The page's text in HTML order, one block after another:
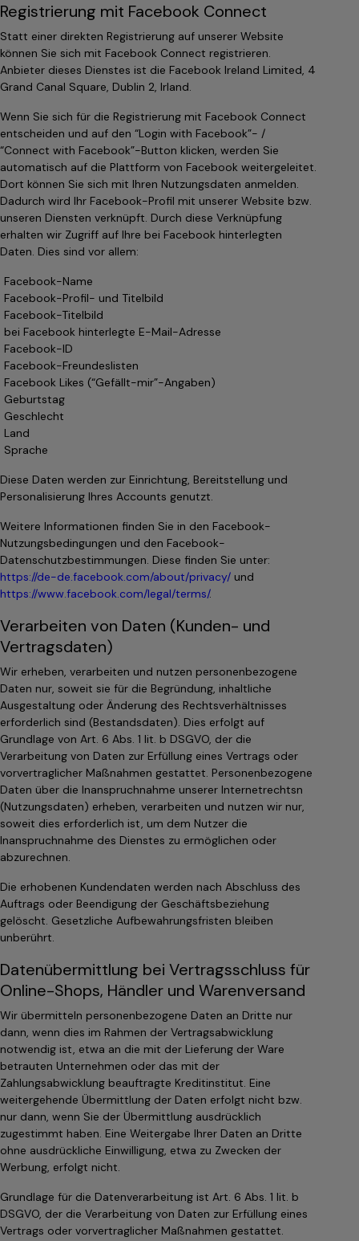
Registrierung mit Facebook Connect
Statt einer direkten Registrierung auf unserer Website
können Sie sich mit Facebook Connect registrieren.
Anbieter dieses Dienstes ist die Facebook Ireland Limited, 4
Grand Canal Square, Dublin 2, Irland.
Wenn Sie sich für die Registrierung mit Facebook Connect
entscheiden und auf den “Login with Facebook”- /
“Connect with Facebook”-Button klicken, werden Sie
automatisch auf die Plattform von Facebook weitergeleitet.
Dort können Sie sich mit Ihren Nutzungsdaten anmelden.
Dadurch wird Ihr Facebook-Profil mit unserer Website bzw.
unseren Diensten verknüpft. Durch diese Verknüpfung
erhalten wir Zugriff auf Ihre bei Facebook hinterlegten
Daten. Dies sind vor allem:
Facebook-Name
Facebook-Profil- und Titelbild
Facebook-Titelbild
bei Facebook hinterlegte E-Mail-Adresse
Facebook-ID
Facebook-Freundeslisten
Facebook Likes (“Gefällt-mir”-Angaben)
Geburtstag
Geschlecht
Land
Sprache
Diese Daten werden zur Einrichtung, Bereitstellung und
Personalisierung Ihres Accounts genutzt.
Weitere Informationen finden Sie in den Facebook-
Nutzungsbedingungen und den Facebook-
Datenschutzbestimmungen. Diese finden Sie unter:
https://de-de.facebook.com/about/privacy/ und
https://www.facebook.com/legal/terms/.
Verarbeiten von Daten (Kunden- und
Vertragsdaten)
Wir erheben, verarbeiten und nutzen personenbezogene
Daten nur, soweit sie für die Begründung, inhaltliche
Ausgestaltung oder Änderung des Rechtsverhältnisses
erforderlich sind (Bestandsdaten). Dies erfolgt auf
Grundlage von Art. 6 Abs. 1 lit. b DSGVO, der die
Verarbeitung von Daten zur Erfüllung eines Vertrags oder
vorvertraglicher Maßnahmen gestattet. Personenbezogene
Daten über die Inanspruchnahme unserer Internetrechtsn
(Nutzungsdaten) erheben, verarbeiten und nutzen wir nur,
soweit dies erforderlich ist, um dem Nutzer die
Inanspruchnahme des Dienstes zu ermöglichen oder
abzurechnen.
Die erhobenen Kundendaten werden nach Abschluss des
Auftrags oder Beendigung der Geschäftsbeziehung
gelöscht. Gesetzliche Aufbewahrungsfristen bleiben
unberührt.
Datenübermittlung bei Vertragsschluss für
Online-Shops, Händler und Warenversand
Wir übermitteln personenbezogene Daten an Dritte nur
dann, wenn dies im Rahmen der Vertragsabwicklung
notwendig ist, etwa an die mit der Lieferung der Ware
betrauten Unternehmen oder das mit der
Zahlungsabwicklung beauftragte Kreditinstitut. Eine
weitergehende Übermittlung der Daten erfolgt nicht bzw.
nur dann, wenn Sie der Übermittlung ausdrücklich
zugestimmt haben. Eine Weitergabe Ihrer Daten an Dritte
ohne ausdrückliche Einwilligung, etwa zu Zwecken der
Werbung, erfolgt nicht.
Grundlage für die Datenverarbeitung ist Art. 6 Abs. 1 lit. b
DSGVO, der die Verarbeitung von Daten zur Erfüllung eines
Vertrags oder vorvertraglicher Maßnahmen gestattet.